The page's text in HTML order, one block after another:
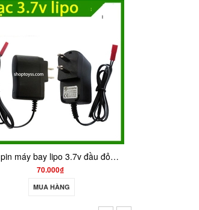
Sạc pin 7.4V cho xe điều khiển 9117 9118
60.000₫
MUA HÀNG